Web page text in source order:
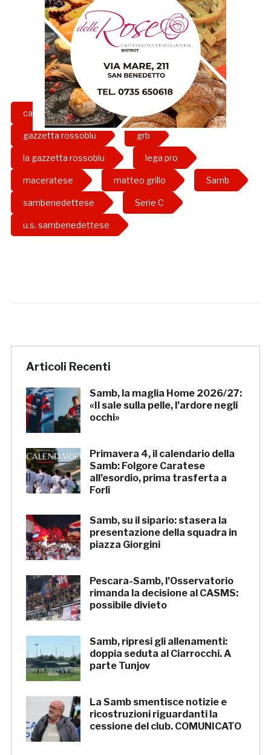
calcio calciomercato
gazzetta rossoblu grb
la gazzetta rossoblu lega pro
maceratese matteo grillo Samb
sambenedettese Serie C
u.s. sambenedettese
Articoli Recenti
Samb, la maglia Home 2026/27:
«Il sale sulla pelle, l’ardore negli
occhi»
Primavera 4, il calendario della
Samb: Folgore Caratese
all’esordio, prima trasferta a
Forlì
Samb, su il sipario: stasera la
presentazione della squadra in
piazza Giorgini
Pescara-Samb, l’Osservatorio
rimanda la decisione al CASMS:
possibile divieto
Samb, ripresi gli allenamenti:
doppia seduta al Ciarrocchi. A
parte Tunjov
La Samb smentisce notizie e
ricostruzioni riguardanti la
cessione del club. COMUNICATO